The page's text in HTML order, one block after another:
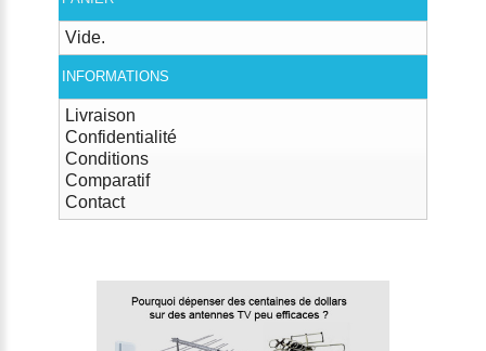
Vide.
INFORMATIONS
Livraison
Confidentialité
Conditions
Comparatif
Contact